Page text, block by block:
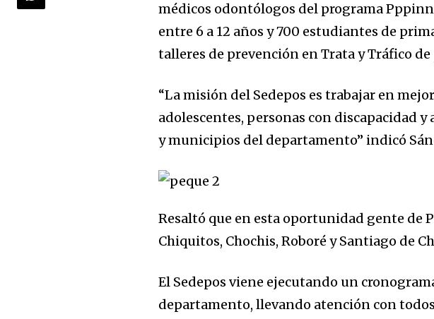
médicos odontólogos del programa
entre 6 a 12 años y 700 estudiantes de
talleres de prevención en Trata y Tráfico de
“La misión del Sedepos es trabajar en
adolescentes, personas con discapacidad
y municipios del departamento” indicó
Resaltó que en esta oportunidad gente de
Chiquitos, Chochis, Roboré y Santiago de
El Sedepos viene ejecutando un
departamento, llevando atención con